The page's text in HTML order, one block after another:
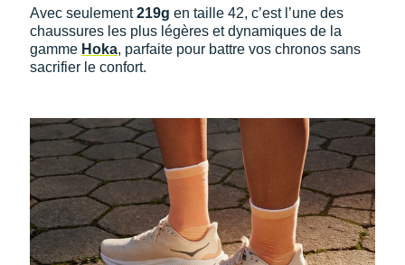
Avec seulement219g en taille 42, c’est l’une des
chaussures les plus légères et dynamiques de la
gamme Hoka, parfaite pour battre vos chronos sans
sacrifier le confort.
Under Armour
Withings
X-Socks
+ Voir toutes les marques